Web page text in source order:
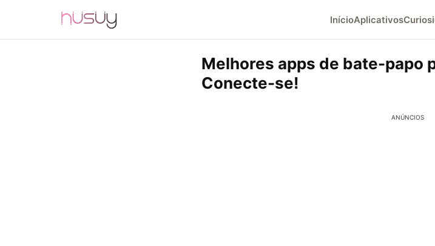
InícioAplicativos
Melhores apps de bate-papo
Conecte-se!
ANÚNCIOS